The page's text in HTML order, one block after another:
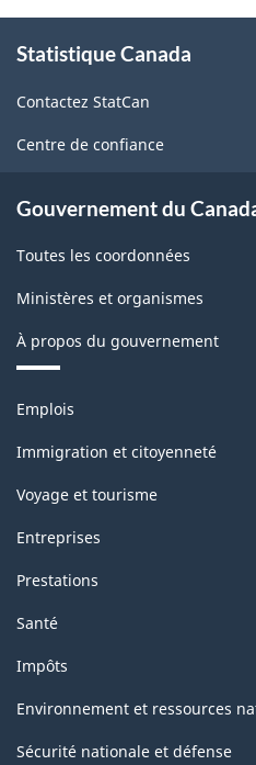
division
B
et
les
données
PDF,
propos
ce
site
Statistique Canada
Contactez StatCan
Centre de confiance
Gouvernement du
Toutes les coordonnées
Ministères et organismes
À propos du gouvernement
Thèmes
sujets
Emplois
Immigration et citoyenneté
Voyage et tourisme
Entreprises
Prestations
Santé
Impôts
Environnement et ressources
Sécurité nationale et défense